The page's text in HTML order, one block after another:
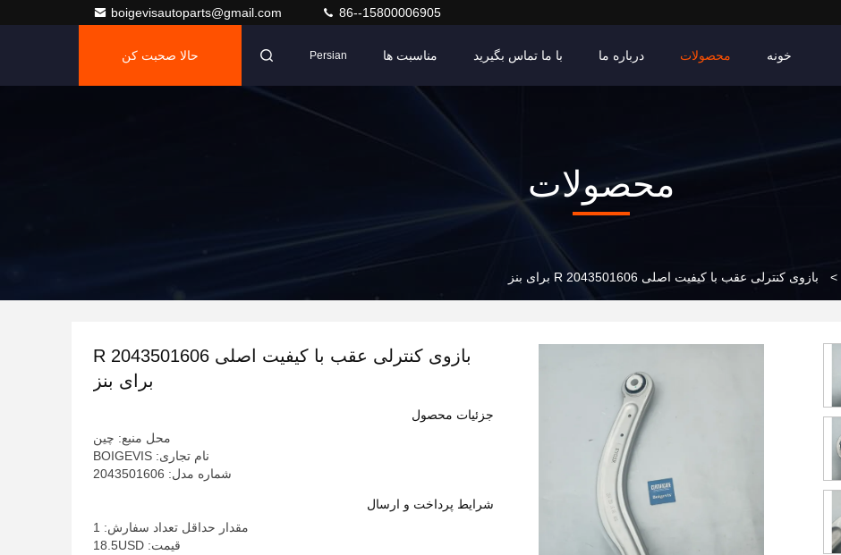
boigevisautoparts@gmail.com 86--15800006905
خونه محصولات درباره ما با ما تماس بگیرید مناسبت ها Persian حالا صحبت کن
محصولات
> بازوی کنترلی عقب با کیفیت اصلی R 2043501606 برای بنز
بازوی کنترلی عقب با کیفیت اصلی R 2043501606
برای بنز
جزئیات محصول
محل منبع: چین
نام تجاری: BOIGEVIS
شماره مدل: 2043501606
شرایط پرداخت و ارسال
مقدار حداقل تعداد سفارش: 1
قیمت: 18.5USD